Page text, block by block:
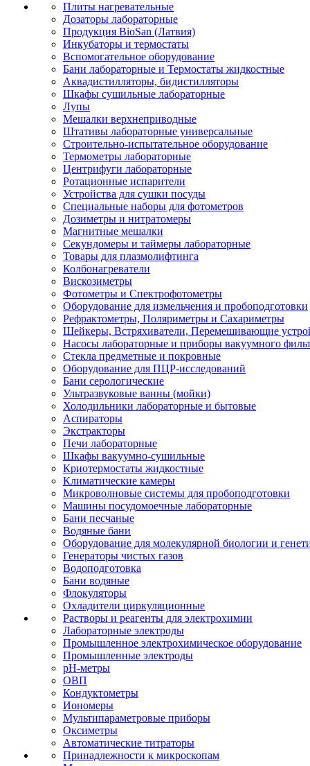
Плиты нагревательные
Дозаторы лабораторные
Продукция BioSan (Латвия)
Инкубаторы и термостаты
Вспомогательное оборудование
Бани лабораторные и Термостаты жидкостные
Аквадистилляторы, бидистилляторы
Шкафы сушильные лабораторные
Лупы
Мешалки верхнеприводные
Штативы лабораторные универсальные
Строительно-испытательное оборудование
Термометры лабораторные
Центрифуги лабораторные
Ротационные испарители
Устройства для сушки посуды
Специальные наборы для фотометров
Дозиметры и нитратомеры
Магнитные мешалки
Секундомеры и таймеры лабораторные
Товары для плазмолифтинга
Колбонагреватели
Вискозиметры
Фотометры и Спектрофотометры
Оборудование для измельчения и пробоподготовки
Рефрактометры, Поляриметры и Сахариметры
Шейкеры, Встряхиватели, Перемешивающие
Насосы лабораторные и приборы вакуумного
Стекла предметные и покровные
Оборудование для ПЦР-исследований
Бани серологические
Ультразвуковые ванны (мойки)
Холодильники лабораторные и бытовые
Аспираторы
Экстракторы
Печи лабораторные
Шкафы вакуумно-сушильные
Криотермостаты жидкостные
Климатические камеры
Микроволновые системы для пробоподготовки
Машины посудомоечные лабораторные
Бани песчаные
Водяные бани
Оборудование для молекулярной биологии и
Генераторы чистых газов
Водоподготовка
Бани водяные
Флокуляторы
Охладители циркуляционные
Растворы и реагенты для электрохимии
Лабораторные электроды
Промышленное электрохимическое оборудование
Промышленные электроды
pH-метры
ОВП
Кондуктометры
Иономеры
Мультипараметровые приборы
Оксиметры
Автоматические титраторы
Принадлежности к микроскопам